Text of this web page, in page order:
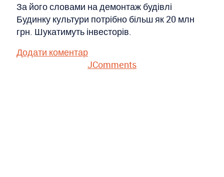
За його словами на демонтаж будівлі
Будинку культури потрібно більш як 20 млн
грн. Шукатимуть інвесторів.
Додати коментар
JComments